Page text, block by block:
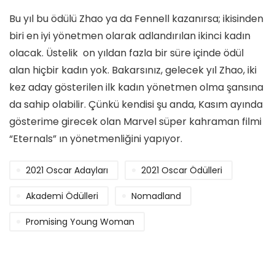
Bu yıl bu ödülü Zhao ya da Fennell kazanırsa; ikisinden
biri en iyi yönetmen olarak adlandırılan ikinci kadın
olacak. Üstelik on yıldan fazla bir süre içinde ödül
alan hiçbir kadın yok. Bakarsınız, gelecek yıl Zhao, iki
kez aday gösterilen ilk kadın yönetmen olma şansına
da sahip olabilir. Çünkü kendisi şu anda, Kasım ayında
gösterime girecek olan Marvel süper kahraman filmi
“Eternals” ın yönetmenliğini yapıyor.
2021 Oscar Adayları 2021 Oscar Ödülleri
Akademi Ödülleri Nomadland
Promising Young Woman